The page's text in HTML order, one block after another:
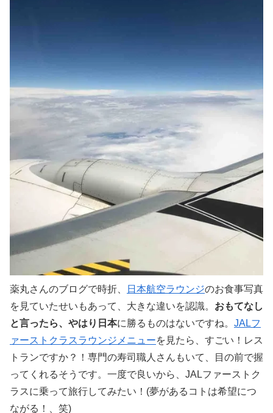
薬丸さんのブログで時折、 日本航空ラウンジのお食事写真
を見ていたせいもあって、大きな違いを認識。 おもてなし
と言ったら、やはり日本に勝るものはないですね。 JALフ
ァーストクラスラウンジメニューを見たら、すごい！レス
トランですか？！専門の寿司職人さんもいて、目の前で握
ってくれるそうです。一度で良いから、JALファーストク
ラスに乗って旅行してみたい！(夢があるコトは希望につ
ながる！、笑)